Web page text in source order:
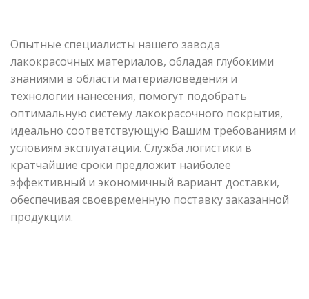
Опытные специалисты нашего завода
лакокрасочных материалов, обладая глубокими
знаниями в области материаловедения и
технологии нанесения, помогут подобрать
оптимальную систему лакокрасочного покрытия,
идеально соответствующую Вашим требованиям и
условиям эксплуатации. Служба логистики в
кратчайшие сроки предложит наиболее
эффективный и экономичный вариант доставки,
обеспечивая своевременную поставку заказанной
продукции.